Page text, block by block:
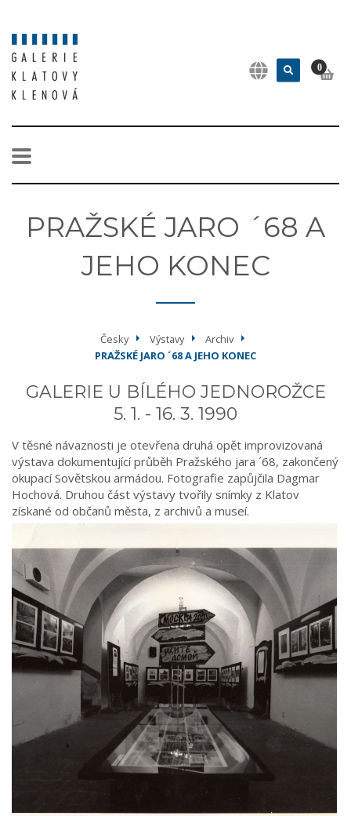
0
PRAŽSKÉ JARO ´68 A
JEHO KONEC
Česky Výstavy
Archiv
PRAŽSKÉ JARO ´68 A JEHO KONEC
GALERIE U BÍLÉHO JEDNOROŽCE
5. 1. - 16. 3. 1990
V těsné návaznosti je otevřena druhá opět improvizovaná
výstava dokumentující průběh Pražského jara ´68, zakončený
okupací Sovětskou armádou. Fotografie zapůjčila Dagmar
Hochová. Druhou část výstavy tvořily snímky z Klatov
získané od občanů města, z archivů a museí.